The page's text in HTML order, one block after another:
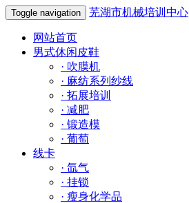
Toggle navigation 芜湖市机械培训中心
网站首页
男式休闲皮鞋
· 吹膜机
· 麻纺系列纱线
· 拓展培训
· 减肥
· 锻造模
· 葡萄
线卡
· 氙气
· 挂锁
· 瘦身化学品